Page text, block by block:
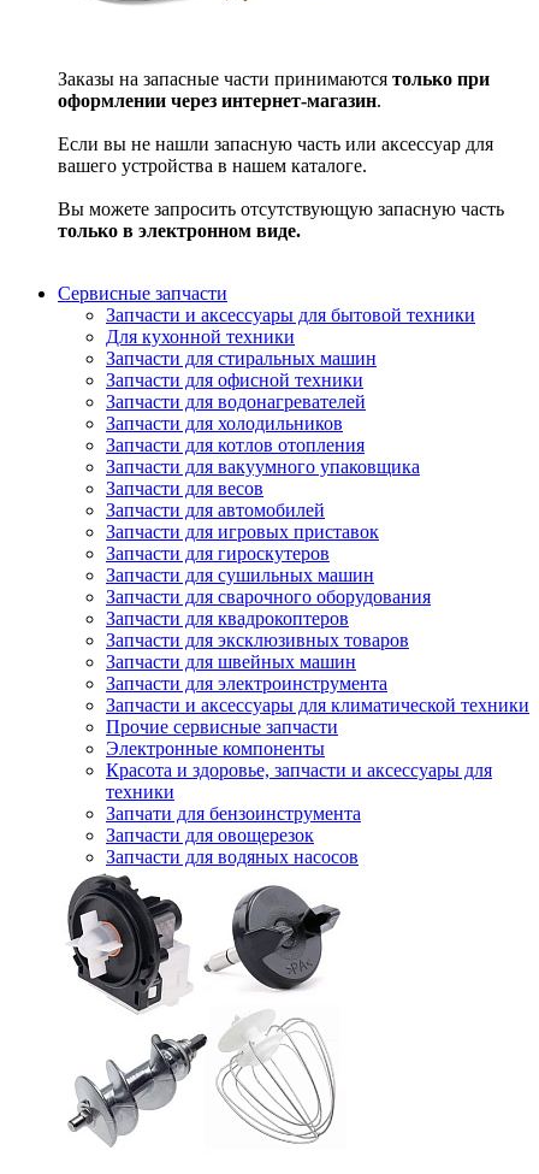
Заказы на запасные части принимаются только при
оформлении через интернет-магазин.
Если вы не нашли запасную часть или аксессуар для
вашего устройства в нашем каталоге.
Вы можете запросить отсутствующую запасную часть
только в электронном виде.
Сервисные запчасти
Запчасти и аксессуары для бытовой техники
Для кухонной техники
Запчасти для стиральных машин
Запчасти для офисной техники
Запчасти для водонагревателей
Запчасти для холодильников
Запчасти для котлов отопления
Запчасти для вакуумного упаковщика
Запчасти для весов
Запчасти для автомобилей
Запчасти для игровых приставок
Запчасти для гироскутеров
Запчасти для сушильных машин
Запчасти для сварочного оборудования
Запчасти для квадрокоптеров
Запчасти для эксклюзивных товаров
Запчасти для швейных машин
Запчасти для электроинструмента
Запчасти и аксессуары для климатической техники
Прочие сервисные запчасти
Электронные компоненты
Красота и здоровье, запчасти и аксессуары для
техники
Запчати для бензоинструмента
Запчасти для овощерезок
Запчасти для водяных насосов